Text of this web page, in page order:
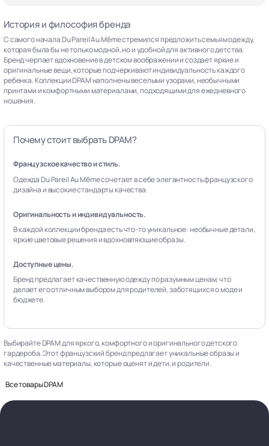
История и философия бренда
С самого начала Du Pareil Au Même стремился предложить семьям одежду,
которая была бы не только модной, но и удобной для активного детства.
Бренд черпает вдохновение в детском воображении и создает яркие и
оригинальные вещи, которые подчеркивают индивидуальность каждого
ребенка. Коллекции DPAM наполнены веселыми узорами, необычными
принтами и комфортными материалами, подходящими для ежедневного
ношения.
Почему стоит выбрать DPAM?
Французское качество и стиль.
Одежда Du Pareil Au Même сочетает в себе элегантность французского
дизайна и высокие стандарты качества.
Оригинальность и индивидуальность.
В каждой коллекции бренда есть что-то уникальное: необычные детали,
яркие цветовые решения и вдохновляющие образы.
Доступные цены.
Бренд предлагает качественную одежду по разумным ценам, что
делает его отличным выбором для родителей, заботящихся о моде и
бюджете.
Выбирайте DPAM для яркого, комфортного и оригинального детского
гардероба. Этот французский бренд предлагает уникальные образы и
качественные материалы, которые оценят и дети, и родители.
Все товары DPAM